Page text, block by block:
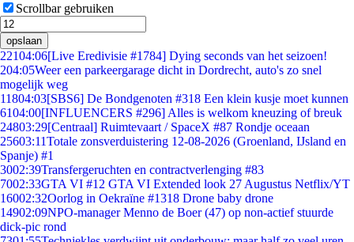
Scrollbar gebruiken
opslaan
22104:06[Live Eredivisie #1784] Dying seconds van het seizoen!
204:05Weer een parkeergarage dicht in Dordrecht, auto's zo snel
mogelijk weg
11804:03[SBS6] De Bondgenoten #318 Een klein kusje moet kunnen
6104:00[INFLUENCERS #296] Alles is welkom kneuzing of breuk
24803:29[Centraal] Ruimtevaart / SpaceX #87 Rondje oceaan
25603:11Totale zonsverduistering 12-08-2026 (Groenland, IJsland en
Spanje) #1
3002:39Transfergeruchten en contractverlenging #83
7002:33GTA VI #12 GTA VI Extended look 27 Augustus Netflix/YT
16002:32Oorlog in Oekraïne #1318 Drone baby drone
14902:09NPO-manager Menno de Boer (47) op non-actief stuurde
dick-pic rond